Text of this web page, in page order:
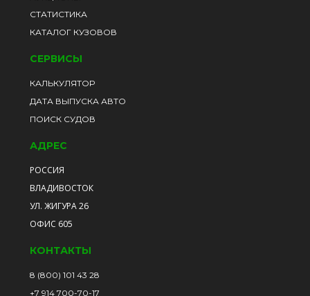
СТАТИСТИКА
КАТАЛОГ КУЗОВОВ
СЕРВИСЫ
КАЛЬКУЛЯТОР
ДАТА ВЫПУСКА АВТО
ПОИСК СУДОВ
АДРЕС
РОССИЯ
ВЛАДИВОСТОК
УЛ. ЖИГУРА 26
ОФИС 605
КОНТАКТЫ
8 (800) 101 43 28
+7 914 700-70-17